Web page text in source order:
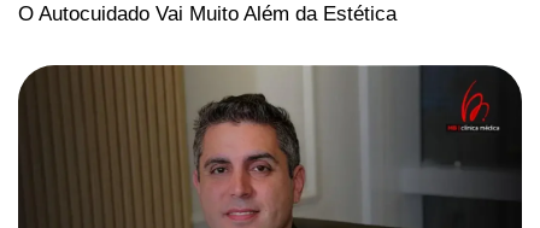
O Autocuidado Vai Muito Além da Estética